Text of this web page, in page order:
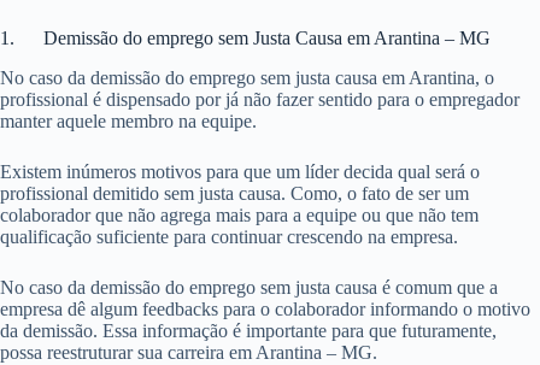
1. Demissão do emprego sem Justa Causa em Arantina – MG
No caso da demissão do emprego sem justa causa em Arantina, o
profissional é dispensado por já não fazer sentido para o empregador
manter aquele membro na equipe.
Existem inúmeros motivos para que um líder decida qual será o
profissional demitido sem justa causa. Como, o fato de ser um
colaborador que não agrega mais para a equipe ou que não tem
qualificação suficiente para continuar crescendo na empresa.
No caso da demissão do emprego sem justa causa é comum que a
empresa dê algum feedbacks para o colaborador informando o motivo
da demissão. Essa informação é importante para que futuramente,
possa reestruturar sua carreira em Arantina – MG.